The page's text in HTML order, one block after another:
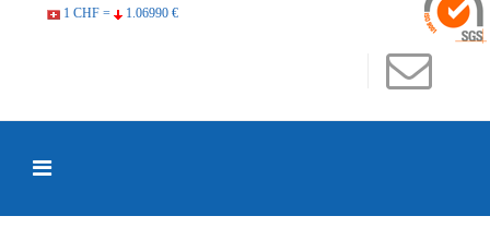
1 CHF =
1.06990 €